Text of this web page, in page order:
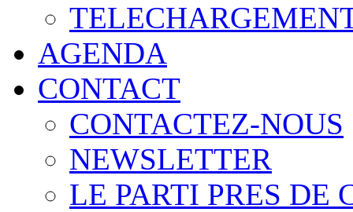
AGENDA
CONTACT
CONTACTEZ-NOUS
NEWSLETTER
LE PARTI PRES DE